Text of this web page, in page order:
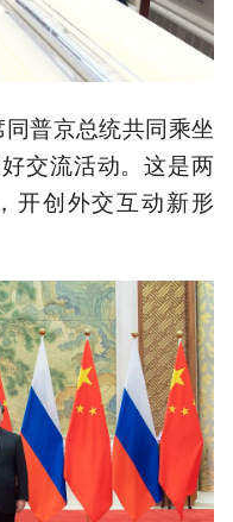
普京总统共同乘坐
交流活动。这是两
开创外交互动新形